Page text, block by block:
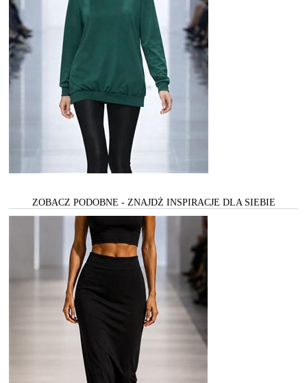
ZOBACZ PODOBNE - ZNAJDŻ INSPIRACJE DLA SIEBIE